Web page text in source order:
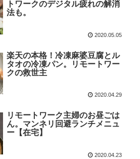
トワークのデジタル疲れの解消
法も。
2020.05.05
楽天の本格！冷凍麻婆豆腐とル
タオの冷凍パン。リモートワー
クの救世主
2020.04.29
リモートワーク主婦のお昼ごは
ん。マンネリ回避ランチメニュ
ー【在宅】
2020.04.23